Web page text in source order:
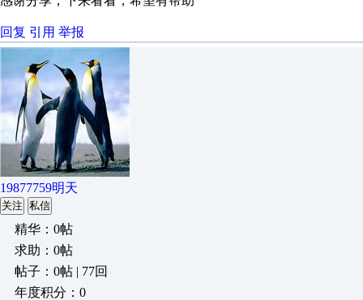
回复 引用 举报
19877759明天
关注 私信
精华：0帖
求助：0帖
帖子：0帖 | 77回
年度积分：0